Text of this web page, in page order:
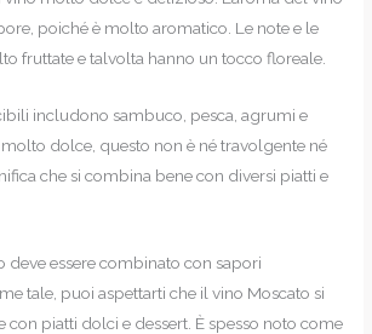
poiché è molto aromatico. Le note e le
fruttate e talvolta hanno un tocco floreale.
includono sambuco, pesca, agrumi e
dolce, questo non è né travolgente né
che si combina bene con diversi piatti e
deve essere combinato con sapori
tale, puoi aspettarti che il vino Moscato si
piatti dolci e dessert. È spesso noto come